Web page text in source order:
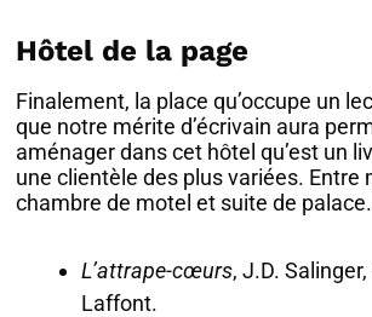
Hôtel de la page
Finalement, la place qu’occupe un
que notre mérite d’écrivain aura
aménager dans cet hôtel qu’est un
une clientèle des plus variées. Entre
chambre de motel et suite de
L’attrape-cœurs, J.D.
Laffont.